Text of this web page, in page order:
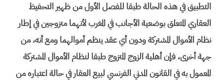
التطبيق في هذه الحالة طبقا للفصل الأول من ظهير التحفيظ
العقاري المتعلق بوضعية الأجانب في المغرب لأنهما متزوجين في إطار
نظام الأموال المشتركة ودون أي عقد ينظم أموالهما ومع أنه، من
جهة أخرى، فإن أهلية الزوج المتزوج طبقا لنظام الأموال المشتركة
المعمول به في القانون المدني الفرنسي لبيع العقار في حالة اعتباره من